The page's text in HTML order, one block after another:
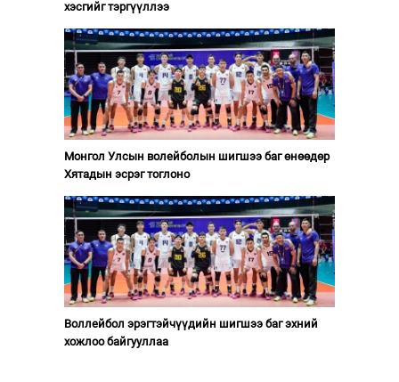
хэсгийг тэргүүллээ
Монгол Улсын волейболын шигшээ баг өнөөдөр
Хятадын эсрэг тоглоно
Воллейбол эрэгтэйчүүдийн шигшээ баг эхний
хожлоо байгууллаа